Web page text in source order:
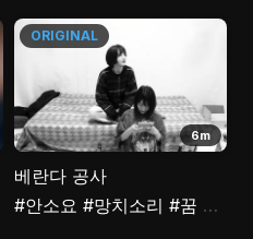
#청룡언월도
6m
ORIGINAL
베란다 공사
#안소요 #망치소리 #꿈 #절단